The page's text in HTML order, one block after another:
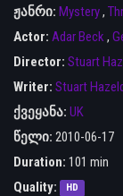
ჟანრი: Mystery,
Actor: Adar Beck ,
Director: Stuart
Writer: Stuart
ქვეყანა: UK
წელი: 2010-06-17
Duration: 101 min
Quality:
HD